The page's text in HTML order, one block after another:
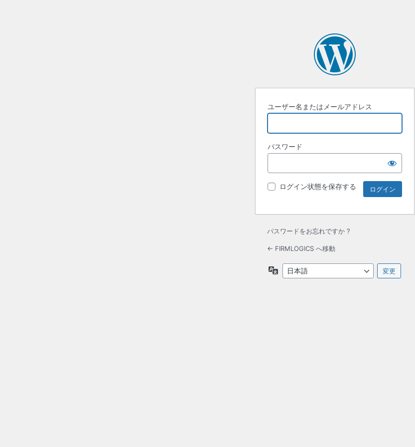
ユーザー名またはメールアドレス
パスワード
ログイン状態を保存する
パスワードをお忘れですか ?
← FIRMLOGICS へ移動
語